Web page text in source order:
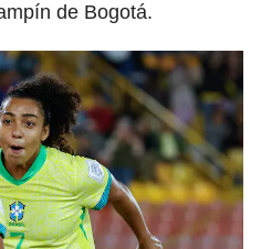
de Bogotá.